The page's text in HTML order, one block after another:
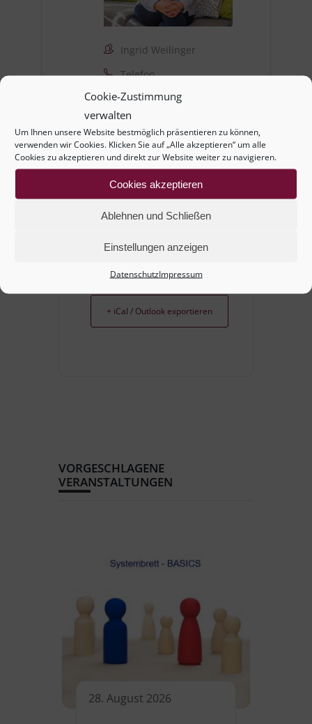
Cookie-Zustimmung
verwalten
Um Ihnen unsere Website bestmöglich präsentieren zu können,
verwenden wir Cookies. Klicken Sie auf „Alle akzeptieren“ um alle
Cookies zu akzeptieren und direkt zur Website weiter zu navigieren.
Cookies akzeptieren
Ablehnen und Schließen
Einstellungen anzeigen
DatenschutzImpressum
Ingrid Weilinger
Telefon
+43 660 211 12 18
E-Mail
weilinger.i@aon.at
+ iCal / Outlook exportieren
VORGESCHLAGENE
VERANSTALTUNGEN
28. August 2026